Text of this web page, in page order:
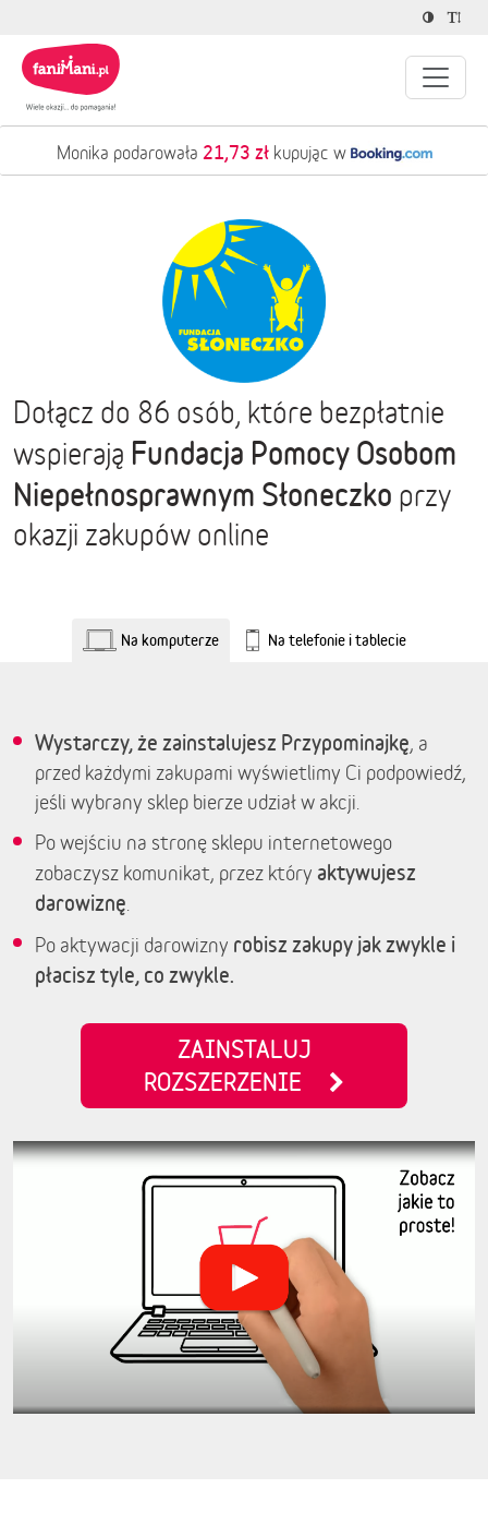
Monika podarowała 21,73 złkupując w
Dołącz do 86 osób, które bezpłatnie
wspierają Fundacja Pomocy Osobom
Niepełnosprawnym Słoneczko przy
okazji zakupów online
Na komputerze Na telefonie i tablecie
Wystarczy, że zainstalujesz Przypominajkę, a
przed każdymi zakupami wyświetlimy Ci podpowiedź,
jeśli wybrany sklep bierze udział w akcji.
Po wejściu na stronę sklepu internetowego
zobaczysz komunikat, przez który aktywujesz
darowiznę
Po aktywacji darowizny robisz zakupy jak zwykle i
płacisz tyle, co zwykle.
ZAINSTALUJ
ROZSZERZENIE